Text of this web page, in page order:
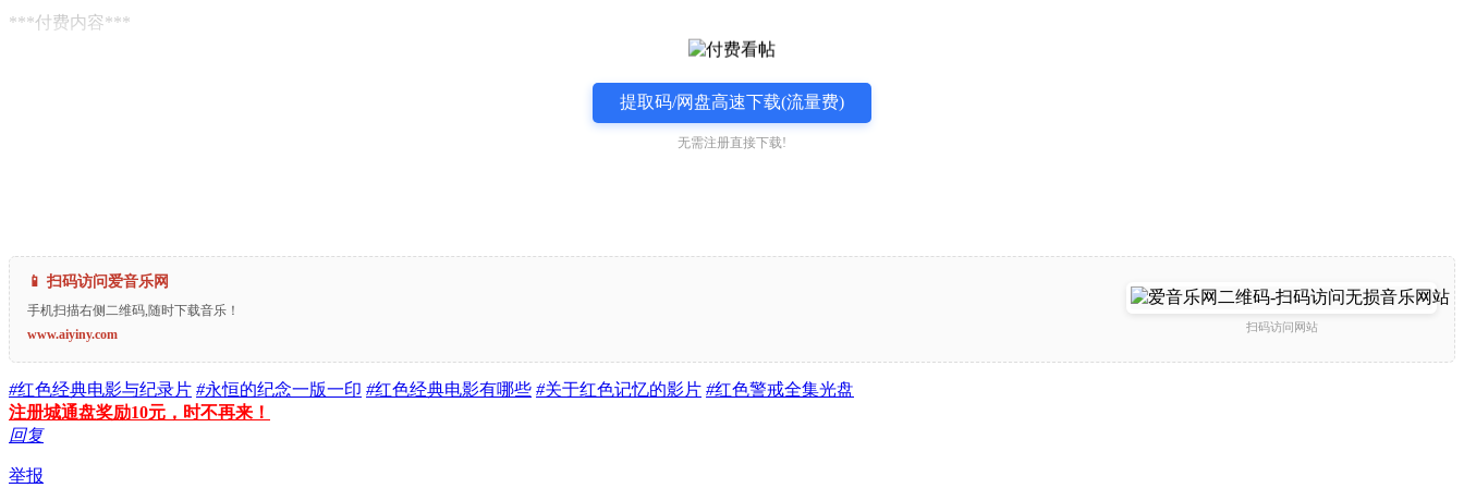
***付费内容***
提取码/网盘高速下载(流量费)
无需注册直接下载!
📱 扫码访问爱音乐网
手机扫描右侧二维码,随时下载音乐！
www.aiyiny.com
扫码访问网站
#红色经典电影与纪录片 #永恒的纪念一版一印 #红色经典电影有哪些 #关于红色记忆的影片 #红色警戒全集光盘
注册城通盘奖励10元，时不再来！
回复
举报